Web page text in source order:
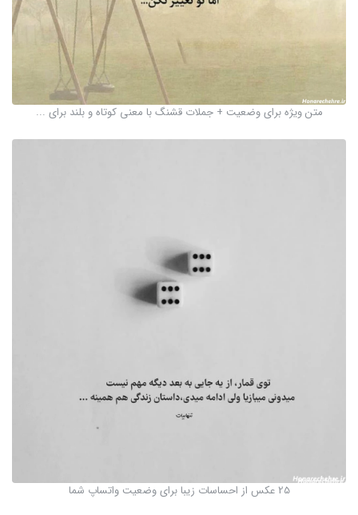
متن ویژه برای وضعیت + جملات قشنگ با معنی کوتاه و بلند برای ...
25 عکس از احساسات زیبا برای وضعیت واتساپ شما